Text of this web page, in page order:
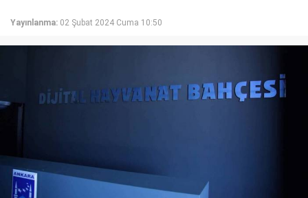
Yayınlanma: 02 Şubat 2024 Cuma 10:50